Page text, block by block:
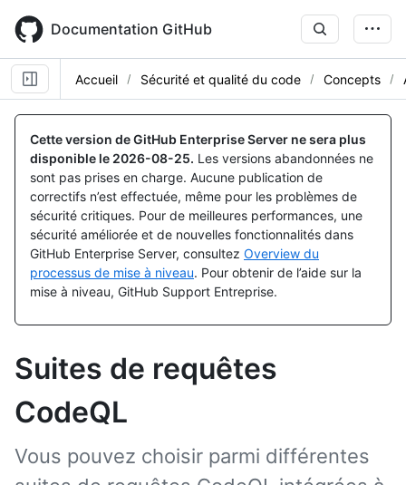
main
content
Documentation GitHub
Accueil Sécurité et qualité du code Concepts
Cette version de GitHub Enterprise Server ne sera plus
disponible le 2026-08-25. Les versions abandonnées ne
sont pas prises en charge. Aucune publication de
correctifs n’est effectuée, même pour les problèmes de
sécurité critiques. Pour de meilleures performances, une
sécurité améliorée et de nouvelles fonctionnalités dans
GitHub Enterprise Server, consultez Overview du
processus de mise à niveau. Pour obtenir de l’aide sur la
mise à niveau, GitHub Support Entreprise.
Suites de requêtes
CodeQL
Vous pouvez choisir parmi différentes